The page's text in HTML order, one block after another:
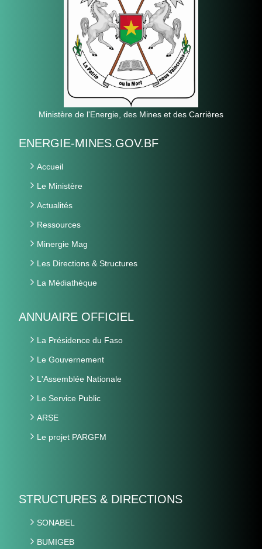
Ministère de l'Energie, des Mines et des Carrières
ENERGIE-MINES.GOV.BF
Accueil
Le Ministère
Actualités
Ressources
Minergie Mag
Les Directions & Structures
La Médiathèque
ANNUAIRE OFFICIEL
La Présidence du Faso
Le Gouvernement
L'Assemblée Nationale
Le Service Public
ARSE
Le projet PARGFM
STRUCTURES & DIRECTIONS
SONABEL
BUMIGEB